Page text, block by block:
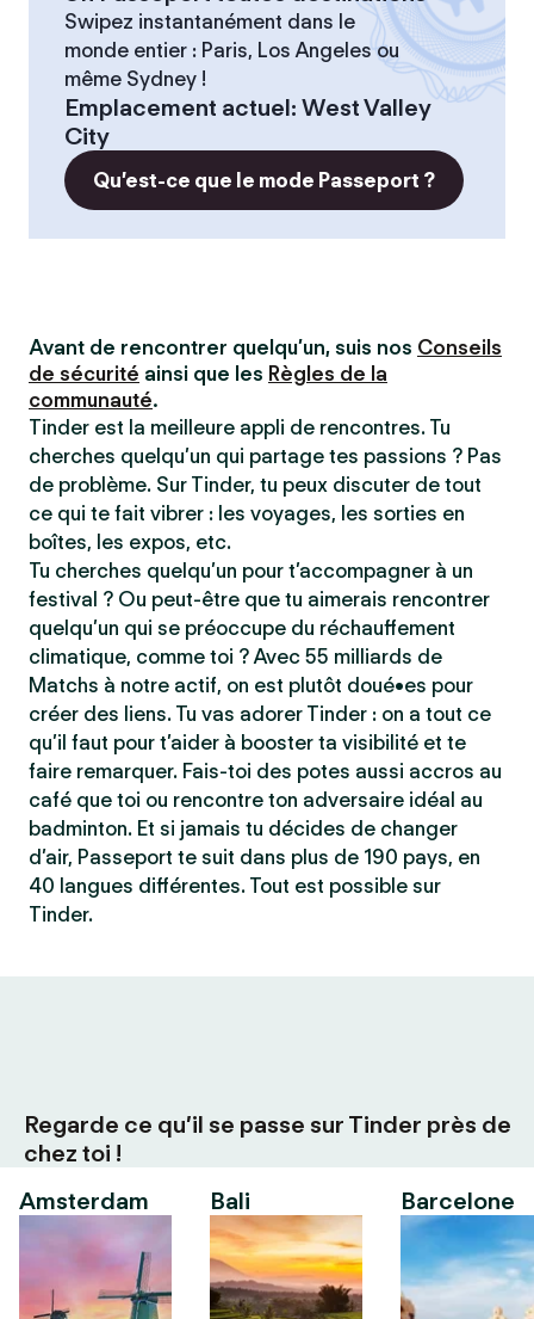
Swipez instantanément dans le
monde entier : Paris, Los Angeles ou
même Sydney !
Emplacement actuel: West Valley
City
Qu’est-ce que le mode Passeport ?
Avant de rencontrer quelqu’un, suis nos Conseils
de sécurité ainsi que les Règles de la
communauté.
Tinder est la meilleure appli de rencontres. Tu
cherches quelqu’un qui partage tes passions ? Pas
de problème. Sur Tinder, tu peux discuter de tout
ce qui te fait vibrer : les voyages, les sorties en
boîtes, les expos, etc.
Tu cherches quelqu’un pour t’accompagner à un
festival ? Ou peut-être que tu aimerais rencontrer
quelqu’un qui se préoccupe du réchauffement
climatique, comme toi ? Avec 55 milliards de
Matchs à notre actif, on est plutôt doué•es pour
créer des liens. Tu vas adorer Tinder : on a tout ce
qu’il faut pour t’aider à booster ta visibilité et te
faire remarquer. Fais-toi des potes aussi accros au
café que toi ou rencontre ton adversaire idéal au
badminton. Et si jamais tu décides de changer
d’air, Passeport te suit dans plus de 190 pays, en
40 langues différentes. Tout est possible sur
Tinder.
Regarde ce qu’il se passe sur Tinder près de
chez toi !
Amsterdam
Bali Barcelone